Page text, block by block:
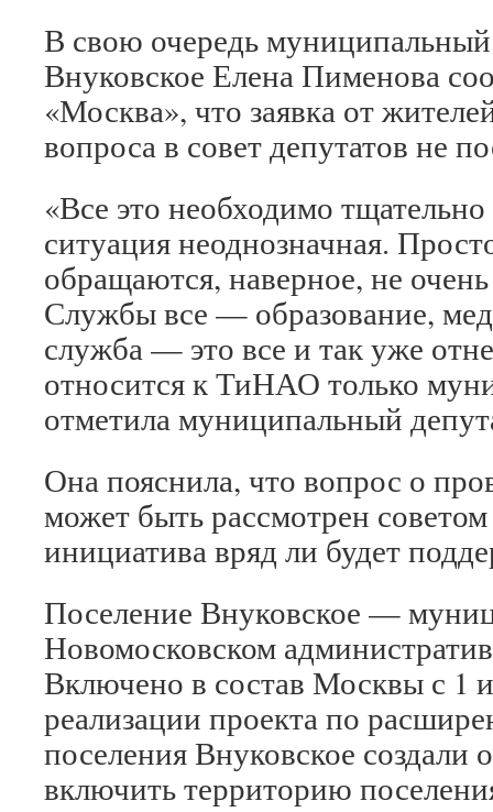
В свою очередь муниципальный
Внуковское Елена Пименова
«Москва», что заявка от
вопроса в совет депутатов не
«Все это необходимо
ситуация неоднозначная.
обращаются, наверное, не
Службы все — образование,
служба — это все и так уже
относится к ТиНАО только
отметила муниципальный
Она пояснила, что вопрос о
может быть рассмотрен
инициатива вряд ли будет
Поселение Внуковское —
Новомосковском
Включено в состав Москвы с 1
реализации проекта по
поселения Внуковское создали
включить территорию